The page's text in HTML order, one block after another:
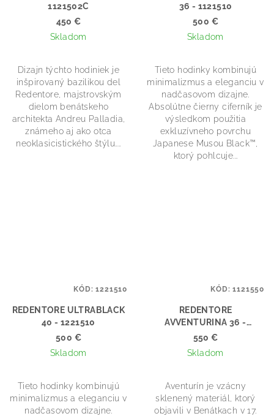
1121502C
450 €
Skladom
Dizajn týchto hodiniek je
inšpirovaný bazilikou del
Redentore, majstrovským
dielom benátskeho
architekta Andreu Palladia,
známeho aj ako otca
neoklasicistického štýlu....
36 - 1121510
500 €
Skladom
Tieto hodinky kombinujú
minimalizmus a eleganciu v
nadčasovom dizajne.
Absolútne čierny ciferník je
výsledkom použitia
exkluzívneho povrchu
Japanese Musou Black™,
ktorý pohlcuje...
REDENTORE ULTRABLACK
40 - 1221510
500 €
Skladom
Tieto hodinky kombinujú
minimalizmus a eleganciu v
nadčasovom dizajne.
KÓD:1221510
REDENTORE
AVVENTURINA 36 -
1121550
550 €
Skladom
Aventurín je vzácny
sklenený materiál, ktorý
objavili v Benátkach v 17.
KÓD:1121550